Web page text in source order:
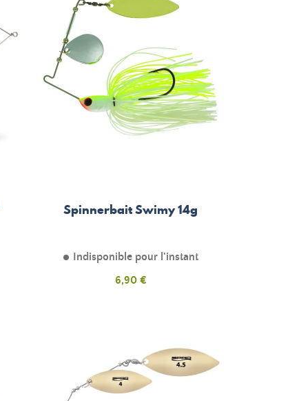
Spinnerbait Swimy 14g
Indisponible pour l'instant
Prix
6,90 €